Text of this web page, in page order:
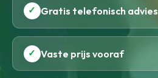
✓ Gratis telefonisch advies
✓ Vaste prijs vooraf